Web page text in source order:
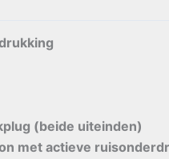
(beide uiteinden)
met actieve